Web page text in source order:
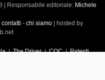
| Responsabile editoriale: Michele
contatti - chi siamo| hosted by
|The Driver|CQC|Patenti